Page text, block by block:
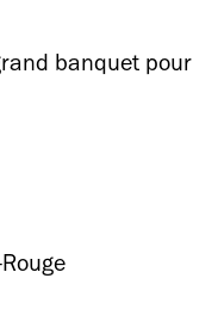
banquet pour
alimentaire